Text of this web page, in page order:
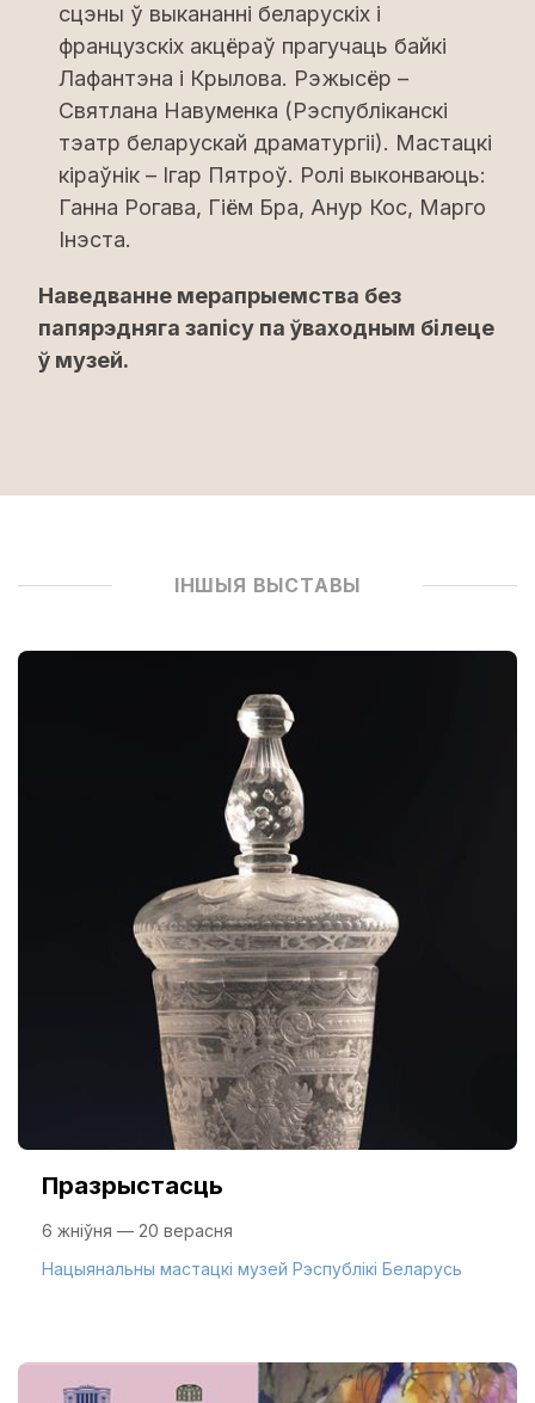
сцэны ў выкананні беларускіх і
французскіх акцёраў прагучаць байкі
Лафантэна і Крылова. Рэжысёр –
Святлана Навуменка (Рэспубліканскі
тэатр беларускай драматургіі). Мастацкі
кіраўнік – Ігар Пятроў. Ролі выконваюць:
Ганна Рогава, Гіём Бра, Анур Кос, Марго
Інэста.
Наведванне мерапрыемства без
папярэдняга запісу па ўваходным білеце
ў музей.
ІНШЫЯ ВЫСТАВЫ
Празрыстасць
6 жніўня — 20 верасня
Нацыянальны мастацкі музей Рэспублікі Беларусь